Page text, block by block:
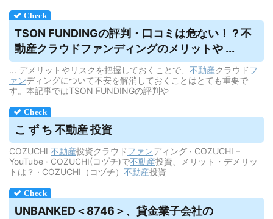
TSON FUNDINGの評判・口コミは危ない！？不
動産クラウドファンディングのメリットや ...
... デメリットやリスクを把握しておくことで、 不動産クラウドフ
ァンディングについて不安を解消しておくことはとても重要で
す。本記事ではTSON FUNDINGの評判や
こ ず ち 不動産 投資
COZUCHI 不動産投資クラウドファンディング · COZUCHI –
YouTube · COZUCHI(コヅチ)で不動産投資、メリット・デメリッ
トは？ · COZUCHI（コヅチ） 不動産投資
UNBANKED＜8746＞、貸金業子会社の